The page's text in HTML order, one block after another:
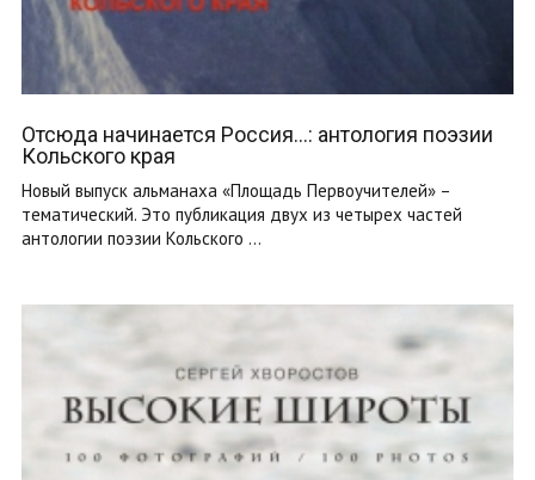
Отсюда начинается Россия…: антология поэзии
Кольского края
Новый выпуск альманаха «Площадь Первоучителей» –
тематический. Это публикация двух из четырех частей
антологии поэзии Кольского ...